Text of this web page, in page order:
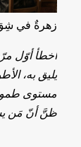
زهرةٌ في شِقِّ
أخطأ أوّل
يليق به،
مستوى
ظنَّ أنّ مَن